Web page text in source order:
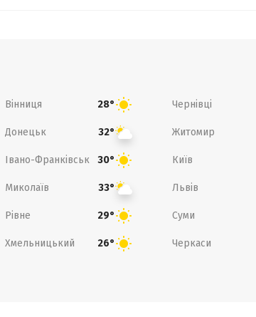
Вінниця 28° Чернівці
Донецьк 32° Житомир
Івано-Франківськ 30° Київ
Миколаїв 33° Львів
Рівне 29° Суми
Хмельницький 26° Черкаси